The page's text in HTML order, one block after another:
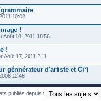
10:02
!
Août 18, 2011 18:56
!
Août 17, 2011 2:11
génnérateur d'artiste et Ci°)
11:48
publiés depuis :